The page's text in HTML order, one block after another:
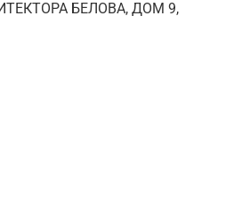
БЕЛОВА, ДОМ 9,